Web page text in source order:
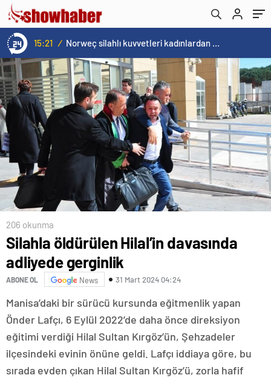
Norweç silahlı kuvvetleri kadınlardan oluşan özel kuvvetler eğitimlerini başlattı. 15:20 /
206 okunma
Silahla öldürülen Hilal’in davasında
adliyede gerginlik
ABONE OL News 31 Mart 2024 04:24
Manisa’daki bir sürücü kursunda eğitmenlik yapan
Önder Lafçı, 6 Eylül 2022’de daha önce direksiyon
eğitimi verdiği Hilal Sultan Kırgöz’ün, Şehzadeler
ilçesindeki evinin önüne geldi. Lafçı iddiaya göre, bu
sırada evden çıkan Hilal Sultan Kırgöz’ü, zorla hafif